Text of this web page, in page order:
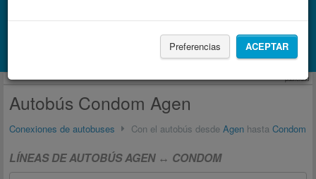
Preferencias ACEPTAR
Busca también alojamiento con Booking.com
publicidad
Autobús Condom Agen
Conexiones de autobuses Con el autobús desde Agen hasta Condom
LÍNEAS DE AUTOBÚS AGEN ↔ CONDOM